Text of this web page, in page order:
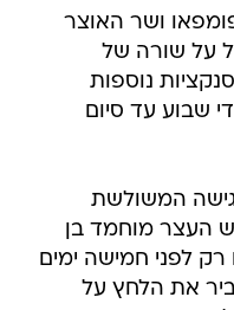
ושר האוצר
על שורה של
נוספות
שבוע עד סיום
המשולשת
העצר מוחמד בן
לפני חמישה ימים
את הלחץ על